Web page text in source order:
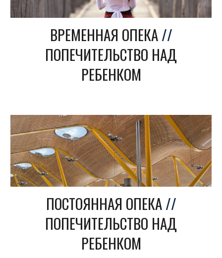
ВРЕМЕННАЯ ОПЕКА//
ПОПЕЧИТЕЛЬСТВО НАД
РЕБЕНКОМ
ПОСТОЯННАЯ ОПЕКА//
ПОПЕЧИТЕЛЬСТВО НАД
РЕБЕНКОМ